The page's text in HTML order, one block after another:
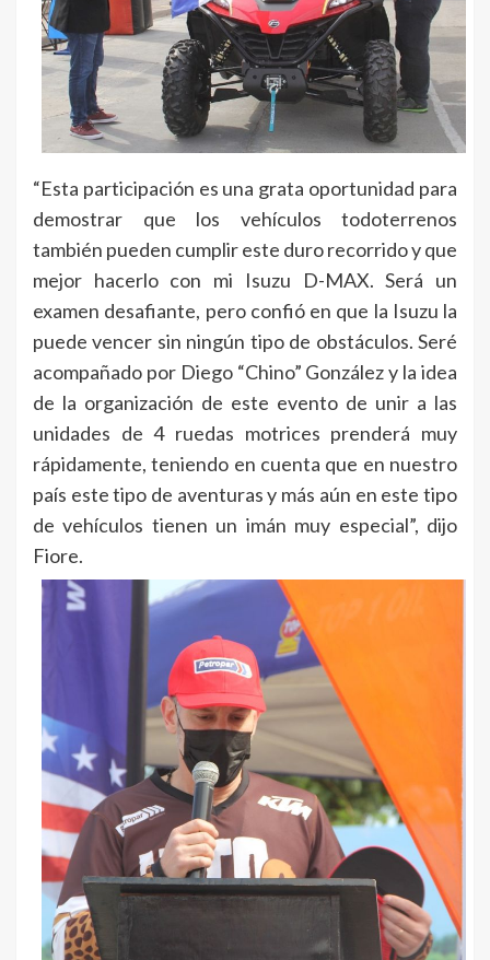
“Esta participación es una grata oportunidad para
demostrar que los vehículos todoterrenos
también pueden cumplir este duro recorrido y que
mejor hacerlo con mi Isuzu D-MAX. Será un
examen desafiante, pero confió en que la Isuzu la
puede vencer sin ningún tipo de obstáculos. Seré
acompañado por Diego “Chino” González y la idea
de la organización de este evento de unir a las
unidades de 4 ruedas motrices prenderá muy
rápidamente, teniendo en cuenta que en nuestro
país este tipo de aventuras y más aún en este tipo
de vehículos tienen un imán muy especial”, dijo
Fiore.